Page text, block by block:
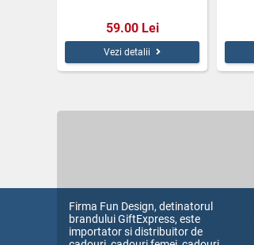
59.00 Lei
Vezi detalii
Firma Fun Design, detinatorul
brandului GiftExpress, este
importator si distribuitor de